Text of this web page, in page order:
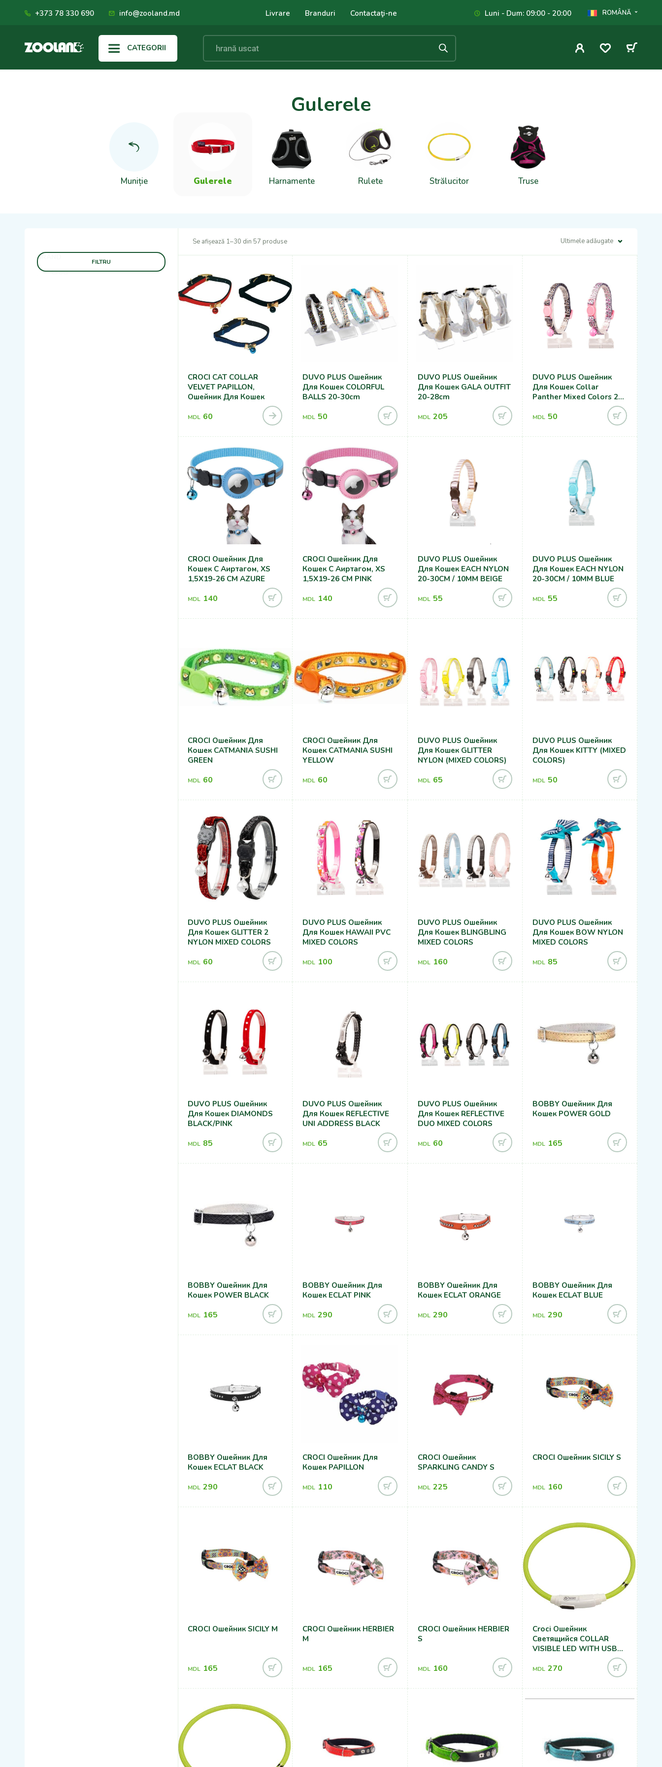
+373 78 330 690 info@zooland.md Livrare Branduri Contactaţi-ne Luni - Dum: 09:00 - 20:00 ROMÂNĂ
CATEGORII
Gulerele
Muniție Gulerele Harnamente Rulete Strălucitor Truse
BRAND
Croci
FILTRU
Se afișează 1–30 din 57 produse Ultimele adǎugate
CROCI CAT COLLAR
VELVET PAPILLON,
Ошейник Для Кошек
MDL 60
DUVO PLUS Ошейник
Для Кошек COLORFUL
BALLS 20-30cm
MDL 50
DUVO PLUS Ошейник
Для Кошек GALA OUTFIT
20-28cm
MDL 205
DUVO PLUS Ошейник
Для Кошек Collar
Panther Mixed Colors 20-
MDL 50
CROCI Ошейник Для
Кошек С Аиртагом, XS
1,5X19-26 CM AZURE
MDL 140
CROCI Ошейник Для
Кошек С Аиртагом, XS
1,5X19-26 CM PINK
MDL 140
DUVO PLUS Ошейник
Для Кошек EACH NYLON
20-30CM / 10MM BEIGE
MDL 55
DUVO PLUS Ошейник
Для Кошек EACH NYLON
20-30CM / 10MM BLUE
MDL 55
CROCI Ошейник Для
Кошек CATMANIA SUSHI
GREEN
MDL 60
CROCI Ошейник Для
Кошек CATMANIA SUSHI
YELLOW
MDL 60
DUVO PLUS Ошейник
Для Кошек GLITTER
NYLON (MIXED COLORS)
MDL 65
DUVO PLUS Ошейник
Для Кошек KITTY (MIXED
COLORS)
MDL 50
DUVO PLUS Ошейник
Для Кошек GLITTER 2
NYLON MIXED COLORS
MDL 60
DUVO PLUS Ошейник
Для Кошек HAWAII PVC
MIXED COLORS
MDL 100
DUVO PLUS Ошейник
Для Кошек BLINGBLING
MIXED COLORS
MDL 160
DUVO PLUS Ошейник
Для Кошек BOW NYLON
MIXED COLORS
MDL 85
DUVO PLUS Ошейник
Для Кошек DIAMONDS
BLACK/PINK
MDL 85
DUVO PLUS Ошейник
Для Кошек REFLECTIVE
UNI ADDRESS BLACK
MDL 65
DUVO PLUS Ошейник
Для Кошек REFLECTIVE
DUO MIXED COLORS
MDL 60
BOBBY Ошейник Для
Кошек POWER GOLD
MDL 165
BOBBY Ошейник Для
Кошек POWER BLACK
MDL 165
BOBBY Ошейник Для
Кошек ECLAT PINK
MDL 290
BOBBY Ошейник Для
Кошек ECLAT ORANGE
MDL 290
BOBBY Ошейник Для
Кошек ECLAT BLUE
MDL 290
BOBBY Ошейник Для
Кошек ECLAT BLACK
MDL 290
CROCI Ошейник Для
Кошек PAPILLON
MDL 110
CROCI Ошейник
SPARKLING CANDY S
MDL 225
CROCI Ошейник SICILY S
MDL 160
CROCI Ошейник SICILY M
MDL 165
CROCI Ошейник HERBIER
M
MDL 165
CROCI Ошейник HERBIER
S
MDL 160
Croci Ошейник
Светящийся COLLAR
VISIBLE LED WITH USB
MDL 270